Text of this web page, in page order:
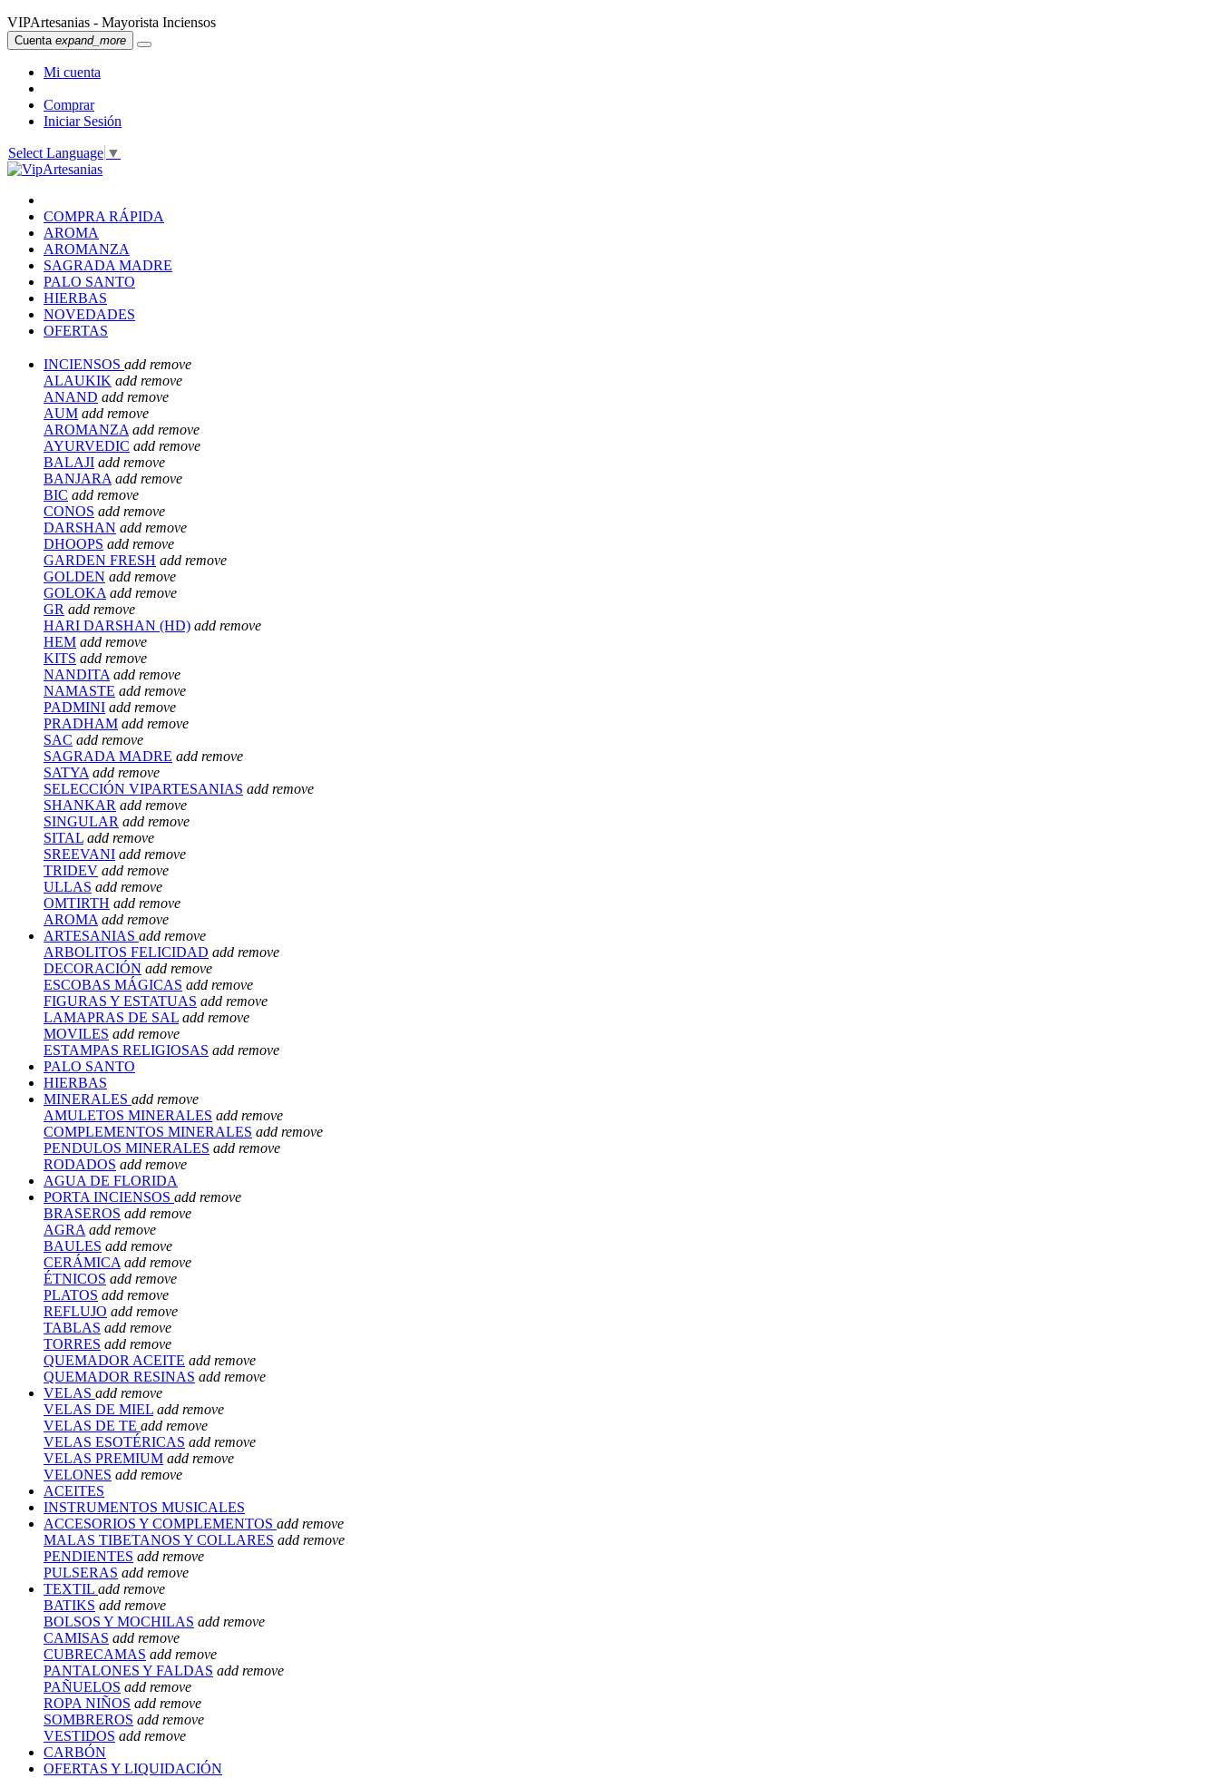
VIPArtesanias - Mayorista Inciensos
Cuenta expand_more
Mi cuenta
Comprar
Iniciar Sesión
Select Language ▼
COMPRA RÁPIDA
AROMA
AROMANZA
SAGRADA MADRE
PALO SANTO
HIERBAS
NOVEDADES
OFERTAS
INCIENSOS add remove
ALAUKIK add remove
ANAND add remove
AUM add remove
AROMANZA add remove
AYURVEDIC add remove
BALAJI add remove
BANJARA add remove
BIC add remove
CONOS add remove
DARSHAN add remove
DHOOPS add remove
GARDEN FRESH add remove
GOLDEN add remove
GOLOKA add remove
GR add remove
HARI DARSHAN (HD) add remove
HEM add remove
KITS add remove
NANDITA add remove
NAMASTE add remove
PADMINI add remove
PRADHAM add remove
SAC add remove
SAGRADA MADRE add remove
SATYA add remove
SELECCIÓN VIPARTESANIAS add remove
SHANKAR add remove
SINGULAR add remove
SITAL add remove
SREEVANI add remove
TRIDEV add remove
ULLAS add remove
OMTIRTH add remove
AROMA add remove
ARTESANIAS add remove
ARBOLITOS FELICIDAD add remove
DECORACIÓN add remove
ESCOBAS MÁGICAS add remove
FIGURAS Y ESTATUAS add remove
LAMAPRAS DE SAL add remove
MOVILES add remove
ESTAMPAS RELIGIOSAS add remove
PALO SANTO
HIERBAS
MINERALES add remove
AMULETOS MINERALES add remove
COMPLEMENTOS MINERALES add remove
PENDULOS MINERALES add remove
RODADOS add remove
AGUA DE FLORIDA
PORTA INCIENSOS add remove
BRASEROS add remove
AGRA add remove
BAULES add remove
CERÁMICA add remove
ÉTNICOS add remove
PLATOS add remove
REFLUJO add remove
TABLAS add remove
TORRES add remove
QUEMADOR ACEITE add remove
QUEMADOR RESINAS add remove
VELAS add remove
VELAS DE MIEL add remove
VELAS DE TE add remove
VELAS ESOTÉRICAS add remove
VELAS PREMIUM add remove
VELONES add remove
ACEITES
INSTRUMENTOS MUSICALES
ACCESORIOS Y COMPLEMENTOS add remove
MALAS TIBETANOS Y COLLARES add remove
PENDIENTES add remove
PULSERAS add remove
TEXTIL add remove
BATIKS add remove
BOLSOS Y MOCHILAS add remove
CAMISAS add remove
CUBRECAMAS add remove
PANTALONES Y FALDAS add remove
PAÑUELOS add remove
ROPA NIÑOS add remove
SOMBREROS add remove
VESTIDOS add remove
CARBÓN
OFERTAS Y LIQUIDACIÓN